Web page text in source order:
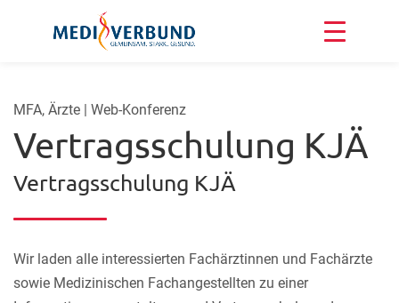
MFA, Ärzte | Web-Konferenz
Vertragsschulung KJÄ
Vertragsschulung KJÄ
Wir laden alle interessierten Fachärztinnen und Fachärzte
sowie Medizinischen Fachangestellten zu einer